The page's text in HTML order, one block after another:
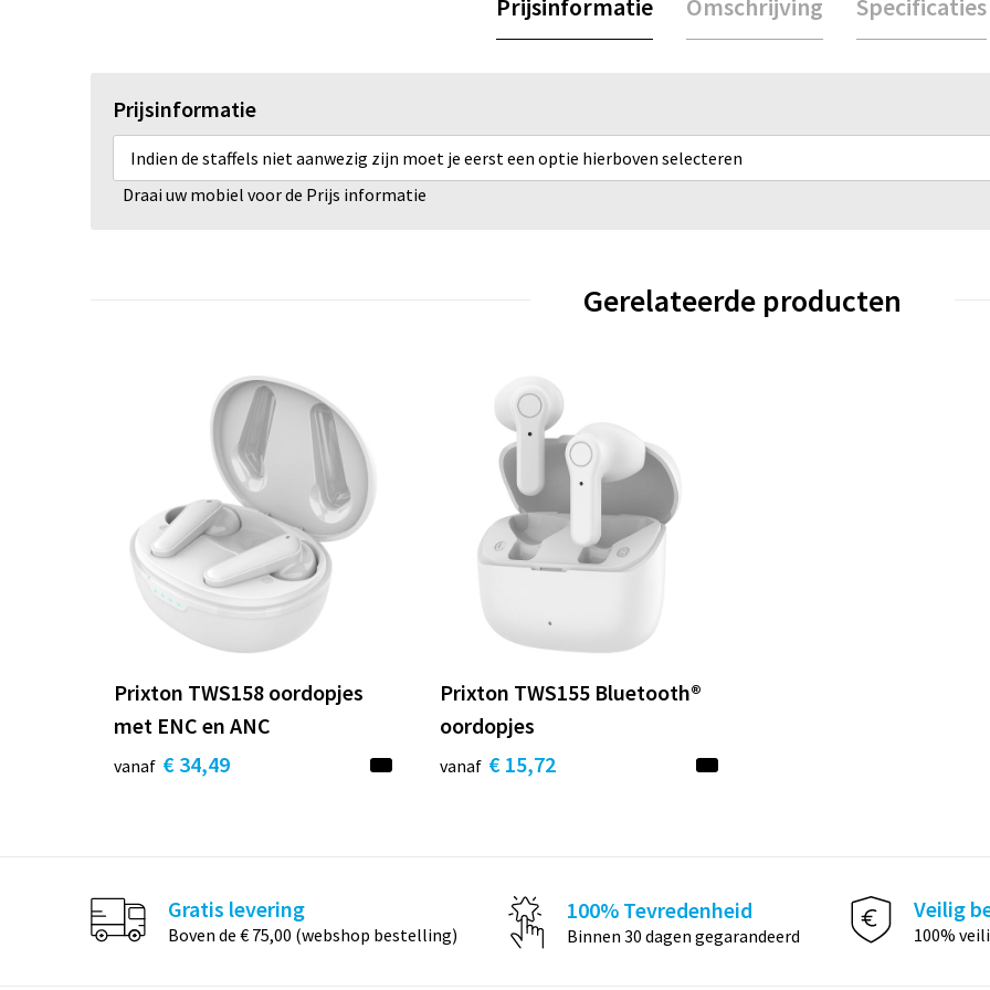
Prijsinformatie Omschrijving Specificaties
Prijsinformatie
Indien de staffels niet aanwezig zijn moet je eerst een optie hierboven selecteren
Draai uw mobiel voor de Prijs informatie
Gerelateerde producten
Prixton TWS158 oordopjes
met ENC en ANC
vanaf € 34,49
Prixton TWS155 Bluetooth®
oordopjes
vanaf € 15,72
Gratis levering
Boven de € 75,00 (webshop bestelling)
100% Tevredenheid
Binnen 30 dagen gegarandeerd
Veilig
100%